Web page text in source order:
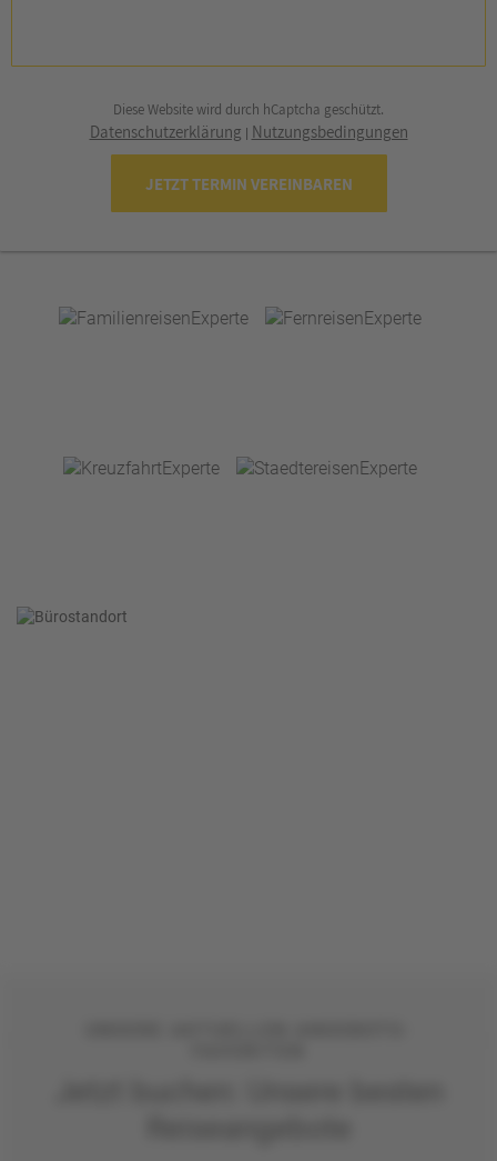
Diese Website wird durch hCaptcha geschützt.
Datenschutzerklärung | Nutzungsbedingungen
JETZT TERMIN VEREINBAREN